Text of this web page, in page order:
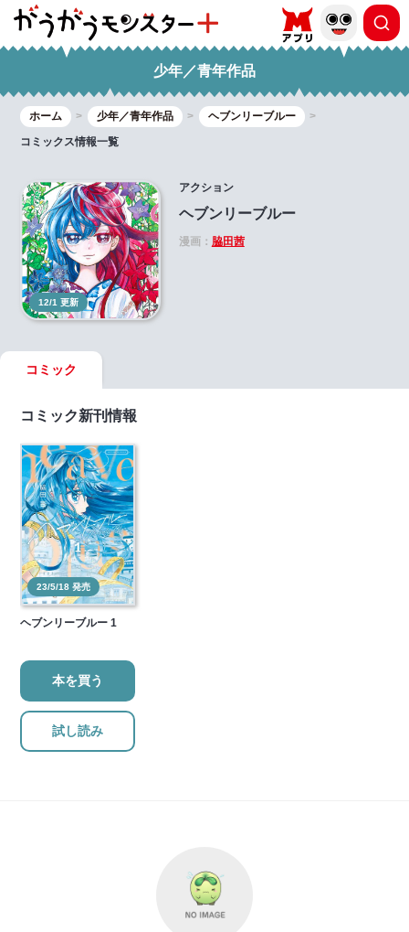
少年／青年作品
ホーム 少年／青年作品
ヘブンリーブルー
コミックス情報一覧
12/1 更新
アクション
ヘブンリーブルー
漫画： 脇田茜
コミック
コミック新刊情報
23/5/18 発売
ヘブンリーブルー 1
本を買う
試し読み